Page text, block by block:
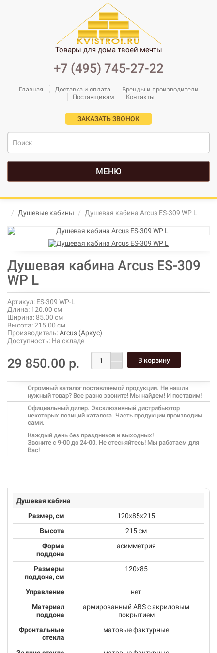
Товары для дома твоей мечты
+7 (495) 745-27-22
Главная Доставка и оплата
Бренды и производители
Поставщикам
Контакты
ЗАКАЗАТЬ ЗВОНОК
МЕНЮ
Душевые кабины Душевая кабина Arcus ES-309 WP L
Душевая кабина Arcus ES-309
WP L
Артикул: ES-309 WP-L
Длина: 120.00 см
Ширина: 85.00 см
Высота:215.00 см
Производитель:Arcus (Аркус)
Доступность: На складе
29 850.00 р.
Огромный каталог поставляемой продукции. Не нашли
нужный товар? Все равно звоните! Мы найдем! И поставим!
Официальный дилер. Эксклюзивный дистрибьютор
некоторых позиций каталога. Часть продукции производим
сами.
Каждый день без праздников и выходных!
Звоните с 9-00 до 24-00. Не стесняйтесь! Мы работаем для
Вас!
Душевая кабина
Размер, см
120х85х215
Высота
215 см
Форма
поддона
асимметрия
Размеры
поддона, см
120x85
Управление
нет
Материал
поддона
армированный ABS с акриловым
покрытием
Фронтальные
стекла
матовые фактурные